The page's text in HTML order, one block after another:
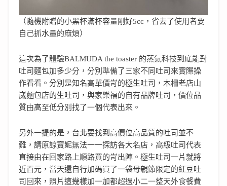
（隨機附贈的小黑杯滿杯容量剛好5cc，省去了使用者要
自己抓水量的麻煩）
這次為了體驗BALMUDA the toaster 的蒸氣科技到底能對
吐司麵包加多少分，分別準備了三家不同吐司來實際操
作看看。分別是知名高單價岢的極生吐司，木柵老店山
崴麵包店的生吐司，與家樂福的自有品牌吐司，價位品
質由高至低分別找了一個代表出來。
另外一提的是，台北要找到高價位高品質的吐司並不
難，請原諒寶妮無法一一探訪各大名店，高級吐司代表
直接由在回家路上順路買的岢出陣。極生吐司一片就將
近百元，當天還自行加碼買了一袋母親節限定的紅豆吐
司回來，照片這幾樣加一加都超過小二一整天外食餐費